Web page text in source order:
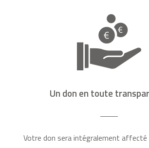
Un don en toute
Votre don sera intégralement affecté